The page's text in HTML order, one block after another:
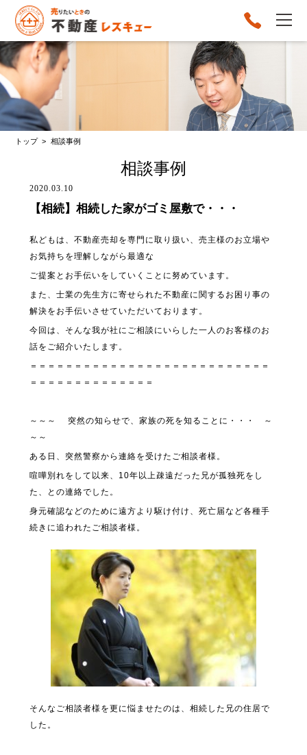
トップ > 相談事例
相談事例
2020.03.10
【相続】相続した家がゴミ屋敷で・・・
私どもは、不動産売却を専門に取り扱い、売主様のお立場や
お気持ちを理解しながら最適な
ご提案とお手伝いをしていくことに努めています。
また、士業の先生方に寄せられた不動産に関するお困り事の
解決をお手伝いさせていただいております。
今回は、そんな我が社にご相談にいらした一人のお客様のお
話をご紹介いたします。
＝＝＝＝＝＝＝＝＝＝＝＝＝＝＝＝＝＝＝＝＝＝＝＝＝＝＝
＝＝＝＝＝＝＝＝＝＝＝＝＝＝
～～～ 突然の知らせで、家族の死を知ることに・・・ ～
～～
ある日、突然警察から連絡を受けたご相談者様。
喧嘩別れをして以来、10年以上疎遠だった兄が孤独死をし
た、との連絡でした。
身元確認などのために遠方より駆け付け、死亡届など各種手
続きに追われたご相談者様。
そんなご相談者様を更に悩ませたのは、相続した兄の住居で
した。